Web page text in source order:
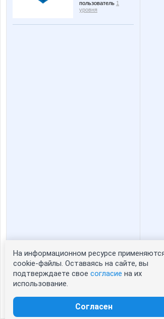
пользователь 1
уровня
Статистика портрета:
сейчас просматривают портрет - 0
зарегистрированные пользователи
На информационном ресурсе
cookie-файлы. Оставаясь на сайте, вы
подтверждаете свое согласие на их
использование.
Согласен